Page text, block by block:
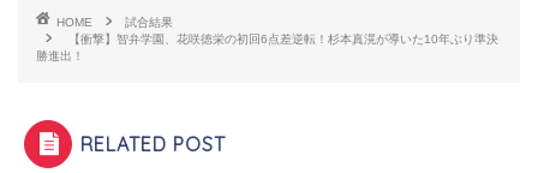
HOME
試合結果
【衝撃】智弁学園、花咲徳栄の初回6点差逆転！杉本真滉が導いた10年ぶり準決
勝進出！
RELATED POST